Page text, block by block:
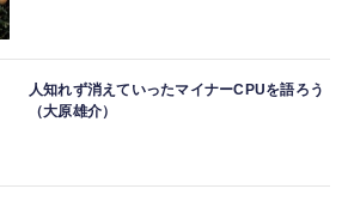
人知れず消えていったマイナーCPUを語ろう
（大原雄介）